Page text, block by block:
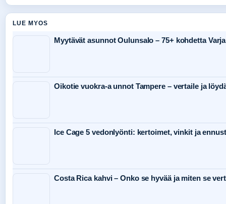
LUE MYOS
Myytävät asunnot Oulunsalo – 75+ kohdetta
Oikotie vuokra-a unnot Tampere – vertaile ja
Ice Cage 5 vedonlyönti: kertoimet, vinkit ja
Costa Rica kahvi – Onko se hyvää ja miten se